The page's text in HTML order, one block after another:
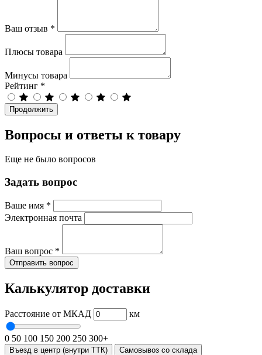
Ваш отзыв *
Плюсы товара
Минусы товара
Рейтинг *
Продолжить
Вопросы и ответы к товару
Еще не было вопросов
Задать вопрос
Ваше имя *
Электронная почта
Ваш вопрос *
Отправить вопрос
Калькулятор доставки
Расстояние от МКАД км
0 50 100 150 200 250 300+
Въезд в центр (внутри ТТК) Самовывоз со склада